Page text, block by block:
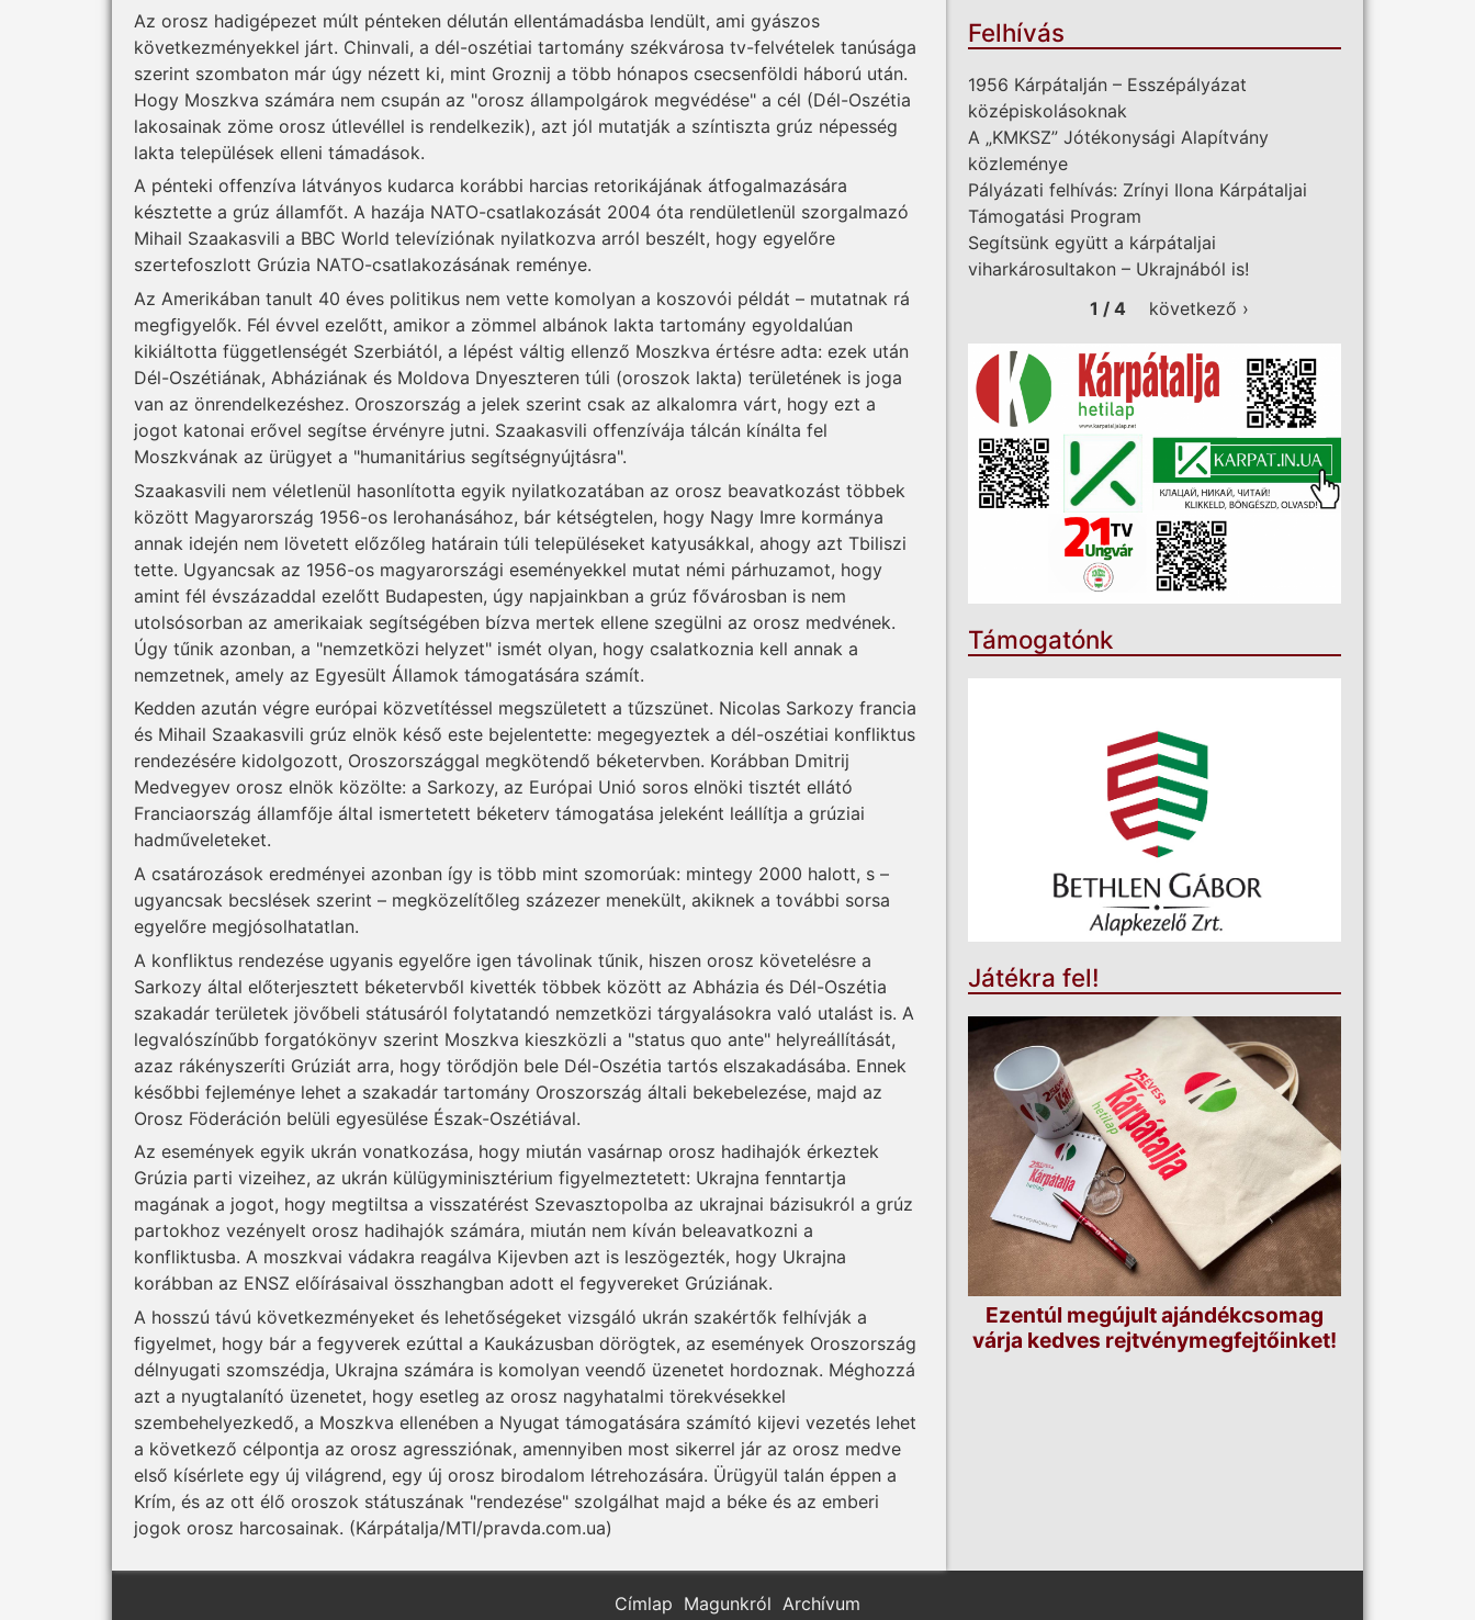
Az orosz hadigépezet múlt pénteken délután ellentámadásba lendült, ami gyászos
következményekkel járt. Chinvali, a dél-oszétiai tartomány székvárosa tv-felvételek tanúsága
szerint szombaton már úgy nézett ki, mint Groznij a több hónapos csecsenföldi háború után.
Hogy Moszkva számára nem csupán az "orosz állampolgárok megvédése" a cél (Dél-Oszétia
lakosainak zöme orosz útlevéllel is rendelkezik), azt jól mutatják a színtiszta grúz népesség
lakta települések elleni támadások.
A pénteki offenzíva látványos kudarca korábbi harcias retorikájának átfogalmazására
késztette a grúz államfőt. A hazája NATO-csatlakozását 2004 óta rendületlenül szorgalmazó
Mihail Szaakasvili a BBC World televíziónak nyilatkozva arról beszélt, hogy egyelőre
szertefoszlott Grúzia NATO-csatlakozásának reménye.
Az Amerikában tanult 40 éves politikus nem vette komolyan a koszovói példát – mutatnak rá
megfigyelők. Fél évvel ezelőtt, amikor a zömmel albánok lakta tartomány egyoldalúan
kikiáltotta függetlenségét Szerbiától, a lépést váltig ellenző Moszkva értésre adta: ezek után
Dél-Oszétiának, Abháziának és Moldova Dnyeszteren túli (oroszok lakta) területének is joga
van az önrendelkezéshez. Oroszország a jelek szerint csak az alkalomra várt, hogy ezt a
jogot katonai erővel segítse érvényre jutni. Szaakasvili offenzívája tálcán kínálta fel
Moszkvának az ürügyet a "humanitárius segítségnyújtásra".
Szaakasvili nem véletlenül hasonlította egyik nyilatkozatában az orosz beavatkozást többek
között Magyarország 1956-os lerohanásához, bár kétségtelen, hogy Nagy Imre kormánya
annak idején nem lövetett előzőleg határain túli településeket katyusákkal, ahogy azt Tbiliszi
tette. Ugyancsak az 1956-os magyarországi eseményekkel mutat némi párhuzamot, hogy
amint fél évszázaddal ezelőtt Budapesten, úgy napjainkban a grúz fővárosban is nem
utolsósorban az amerikaiak segítségében bízva mertek ellene szegülni az orosz medvének.
Úgy tűnik azonban, a "nemzetközi helyzet" ismét olyan, hogy csalatkoznia kell annak a
nemzetnek, amely az Egyesült Államok támogatására számít.
Kedden azután végre európai közvetítéssel megszületett a tűzszünet. Nicolas Sarkozy francia
és Mihail Szaakasvili grúz elnök késő este bejelentette: megegyeztek a dél-oszétiai konfliktus
rendezésére kidolgozott, Oroszországgal megkötendő béketervben. Korábban Dmitrij
Medvegyev orosz elnök közölte: a Sarkozy, az Európai Unió soros elnöki tisztét ellátó
Franciaország államfője által ismertetett béketerv támogatása jeleként leállítja a grúziai
hadműveleteket.
A csatározások eredményei azonban így is több mint szomorúak: mintegy 2000 halott, s –
ugyancsak becslések szerint – megközelítőleg százezer menekült, akiknek a további sorsa
egyelőre megjósolhatatlan.
A konfliktus rendezése ugyanis egyelőre igen távolinak tűnik, hiszen orosz követelésre a
Sarkozy által előterjesztett béketervből kivették többek között az Abházia és Dél-Oszétia
szakadár területek jövőbeli státusáról folytatandó nemzetközi tárgyalásokra való utalást is. A
legvalószínűbb forgatókönyv szerint Moszkva kieszközli a "status quo ante" helyreállítását,
azaz rákényszeríti Grúziát arra, hogy törődjön bele Dél-Oszétia tartós elszakadásába. Ennek
későbbi fejleménye lehet a szakadár tartomány Oroszország általi bekebelezése, majd az
Orosz Föderáción belüli egyesülése Észak-Oszétiával.
Az események egyik ukrán vonatkozása, hogy miután vasárnap orosz hadihajók érkeztek
Grúzia parti vizeihez, az ukrán külügyminisztérium figyelmeztetett: Ukrajna fenntartja
magának a jogot, hogy megtiltsa a visszatérést Szevasztopolba az ukrajnai bázisukról a grúz
partokhoz vezényelt orosz hadihajók számára, miután nem kíván beleavatkozni a
konfliktusba. A moszkvai vádakra reagálva Kijevben azt is leszögezték, hogy Ukrajna
korábban az ENSZ előírásaival összhangban adott el fegyvereket Grúziának.
A hosszú távú következményeket és lehetőségeket vizsgáló ukrán szakértők felhívják a
figyelmet, hogy bár a fegyverek ezúttal a Kaukázusban dörögtek, az események Oroszország
délnyugati szomszédja, Ukrajna számára is komolyan veendő üzenetet hordoznak. Méghozzá
azt a nyugtalanító üzenetet, hogy esetleg az orosz nagyhatalmi törekvésekkel
szembehelyezkedő, a Moszkva ellenében a Nyugat támogatására számító kijevi vezetés lehet
a következő célpontja az orosz agressziónak, amennyiben most sikerrel jár az orosz medve
első kísérlete egy új világrend, egy új orosz birodalom létrehozására. Ürügyül talán éppen a
Krím, és az ott élő oroszok státuszának "rendezése" szolgálhat majd a béke és az emberi
jogok orosz harcosainak. (Kárpátalja/MTI/pravda.com.ua)
Felhívás
1956 Kárpátalján – Esszépályázat
középiskolásoknak
A „KMKSZ” Jótékonysági Alapítvány
közleménye
Pályázati felhívás: Zrínyi Ilona Kárpátaljai
Támogatási Program
Segítsünk együtt a kárpátaljai
viharkárosultakon – Ukrajnából is!
1 / 4
következő ›
Támogatónk
Játékra fel!
Ezentúl megújult ajándékcsomag
várja kedves rejtvénymegfejtőinket!
Címlap Magunkról Archívum